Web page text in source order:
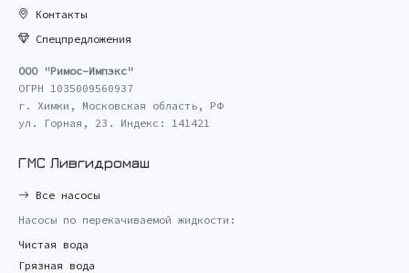
Контакты
Спецпредложения
ООО "Римос-Импэкс"
ОГРН 1035009560937
г. Химки, Московская область, РФ
ул. Горная, 23. Индекс: 141421
ГМС Ливгидромаш
Все насосы
Насосы по перекачиваемой жидкости:
Чистая вода
Грязная вода